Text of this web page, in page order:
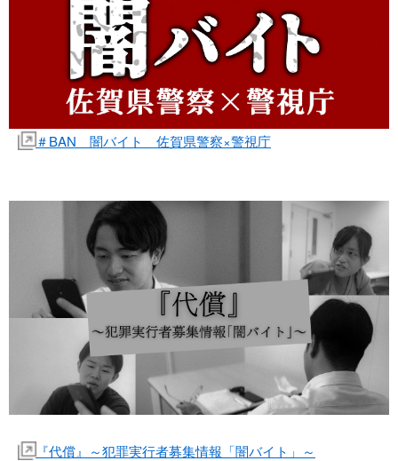
＃BAN 闇バイト 佐賀県警察×警視庁
『代償』～犯罪実行者募集情報「闇バイト」～